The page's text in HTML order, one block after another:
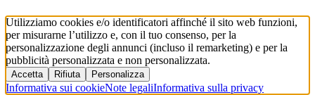
Utilizziamo cookies e/o identificatori affinché il sito web funzioni,
per misurarne l’utilizzo e, con il tuo consenso, per la
personalizzazione degli annunci (incluso il remarketing) e per la
pubblicità personalizzata e non personalizzata.
Accetta Rifiuta Personalizza
Informativa sui cookieNote legaliInformativa sulla privacy